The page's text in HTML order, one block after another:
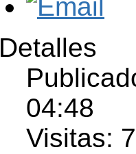
Detalles
04:48
Visitas: